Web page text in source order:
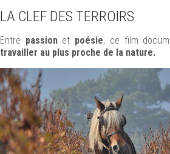
LA CLEF DES TERROIRS
Entre passionet poésie, ce film
travailler au plus proche de la nature.